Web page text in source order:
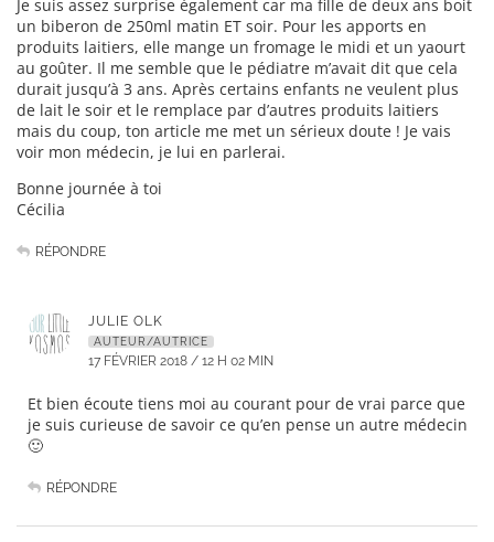
Je suis assez surprise également car ma fille de deux ans boit
un biberon de 250ml matin ET soir. Pour les apports en
produits laitiers, elle mange un fromage le midi et un yaourt
au goûter. Il me semble que le pédiatre m’avait dit que cela
durait jusqu’à 3 ans. Après certains enfants ne veulent plus
de lait le soir et le remplace par d’autres produits laitiers
mais du coup, ton article me met un sérieux doute ! Je vais
voir mon médecin, je lui en parlerai.
Bonne journée à toi
Cécilia
RÉPONDRE
JULIE OLK
AUTEUR/AUTRICE
17 FÉVRIER 2018 / 12 H 02 MIN
Et bien écoute tiens moi au courant pour de vrai parce que
je suis curieuse de savoir ce qu’en pense un autre médecin
🙂
RÉPONDRE